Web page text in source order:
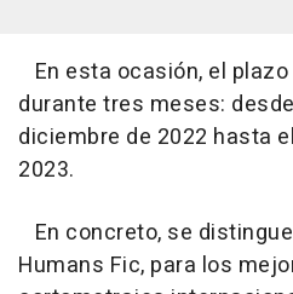
En esta ocasión, el
durante tres meses:
diciembre de 2022 hasta
2023.
En concreto, se
Humans Fic, para los